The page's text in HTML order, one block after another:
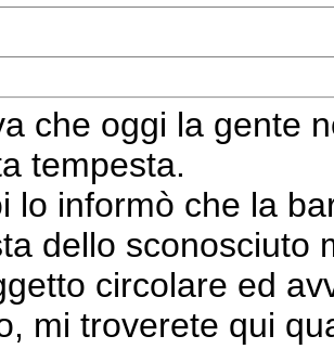
che oggi la gente
tempesta.
lo informò che la
dello sconosciuto
circolare ed
mi troverete qui